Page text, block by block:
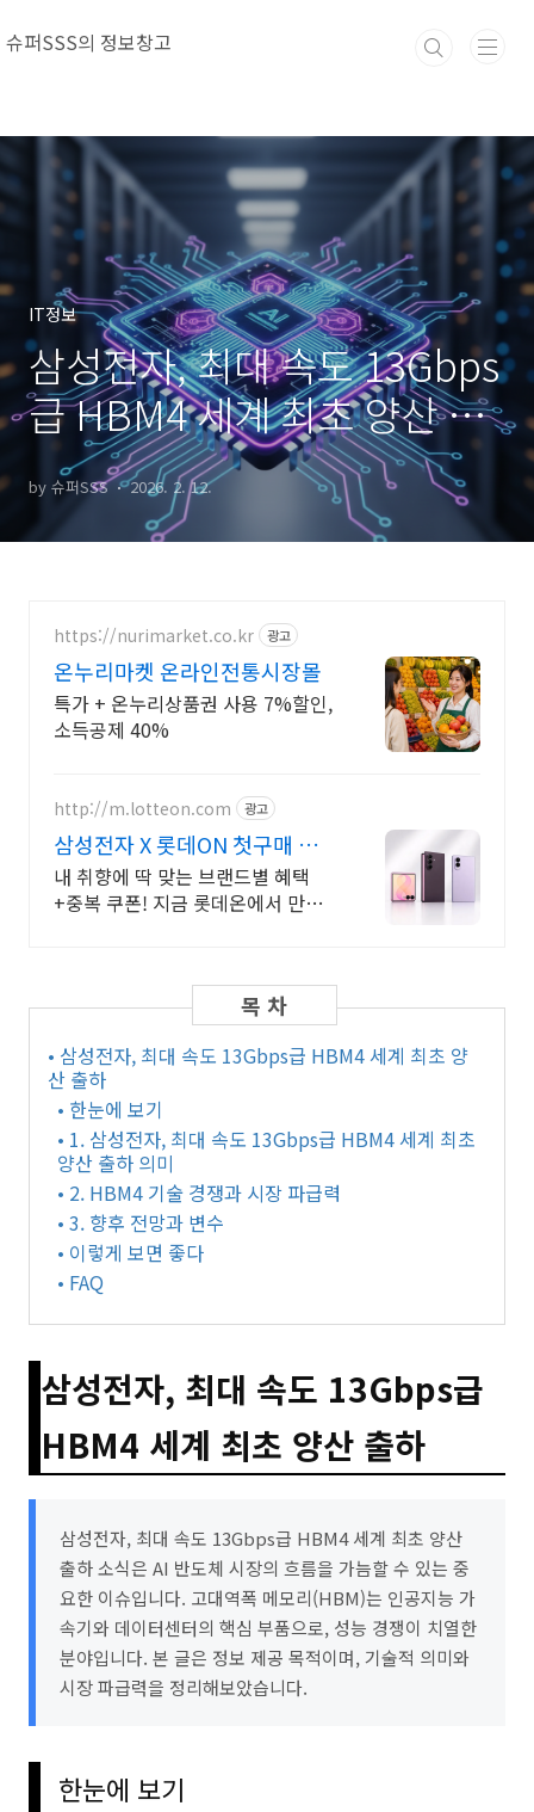
슈퍼SSS의 정보창고
IT정보
삼성전자, 최대 속도 13Gbps
급 HBM4 세계 최초 양산 출
하
by 슈퍼SSS 2026. 2. 12.
https://nurimarket.co.kr 광고
온누리마켓 온라인전통시장몰
특가 + 온누리상품권 사용 7%할인,
소득공제 40%
http://m.lotteon.com 광고
삼성전자 X 롯데ON 첫구매 최
대 5천원 혜택!
내 취향에 딱 맞는 브랜드별 혜택
+중복 쿠폰! 지금 롯데온에서 만나
• 삼성전자, 최대 속도 13Gbps급 HBM4 세계 최초 양
산 출하
• 한눈에 보기
• 1. 삼성전자, 최대 속도 13Gbps급 HBM4 세계 최초
양산 출하 의미
• 2. HBM4 기술 경쟁과 시장 파급력
• 3. 향후 전망과 변수
• 이렇게 보면 좋다
• FAQ
삼성전자, 최대 속도 13Gbps급
HBM4 세계 최초 양산 출하
삼성전자, 최대 속도 13Gbps급 HBM4 세계 최초 양산
출하 소식은 AI 반도체 시장의 흐름을 가늠할 수 있는 중
요한 이슈입니다. 고대역폭 메모리(HBM)는 인공지능 가
속기와 데이터센터의 핵심 부품으로, 성능 경쟁이 치열한
분야입니다. 본 글은 정보 제공 목적이며, 기술적 의미와
시장 파급력을 정리해보았습니다.
한눈에 보기